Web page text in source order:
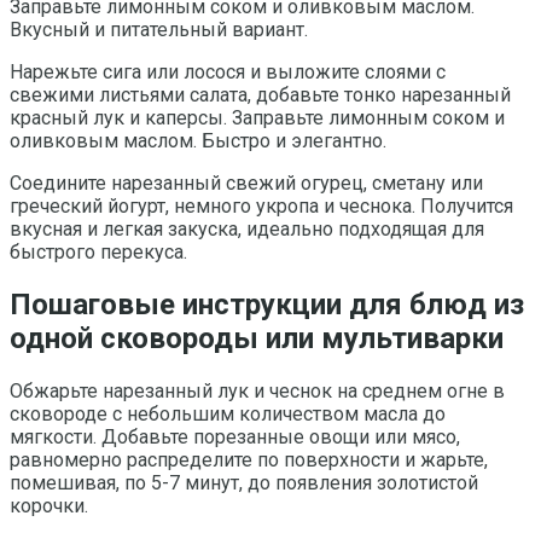
Заправьте лимонным соком и оливковым маслом.
Вкусный и питательный вариант.
Нарежьте сига или лосося и выложите слоями с
свежими листьями салата, добавьте тонко нарезанный
красный лук и каперсы. Заправьте лимонным соком и
оливковым маслом. Быстро и элегантно.
Соедините нарезанный свежий огурец, сметану или
греческий йогурт, немного укропа и чеснока. Получится
вкусная и легкая закуска, идеально подходящая для
быстрого перекуса.
Пошаговые инструкции для блюд из
одной сковороды или мультиварки
Обжарьте нарезанный лук и чеснок на среднем огне в
сковороде с небольшим количеством масла до
мягкости. Добавьте порезанные овощи или мясо,
равномерно распределите по поверхности и жарьте,
помешивая, по 5-7 минут, до появления золотистой
корочки.